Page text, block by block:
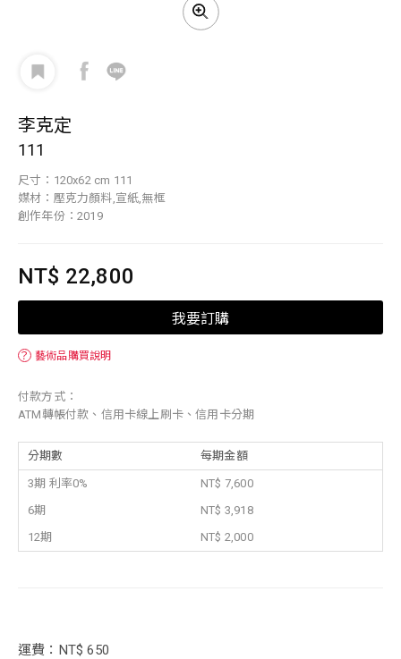
李克定
111
尺寸：120x62 cm 111
媒材：壓克力顏料,宣紙,無框
創作年份：2019
NT$ 22,800
我要訂購
？ 藝術品購買說明
付款方式：
ATM轉帳付款、信用卡線上刷卡、信用卡分期
分期數 每期金額
3期 利率0%
NT$ 7,600
6期
NT$ 3,918
12期
NT$ 2,000
運費：NT$ 650